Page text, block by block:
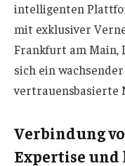
intelligenten
mit exklusiver
Frankfurt am Main,
sich ein
vertrauensbasierte
Verbindung
Expertise